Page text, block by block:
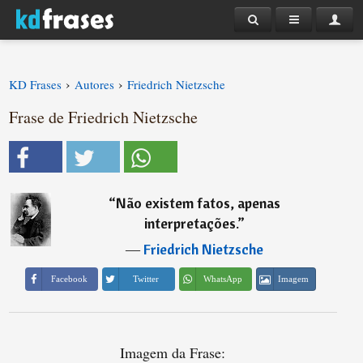
KD Frases › Autores › Friedrich Nietzsche
Frase de Friedrich Nietzsche
“Não existem fatos, apenas
interpretações.”
―Friedrich Nietzsche
Facebook Twitter WhatsApp Imagem
Imagem da Frase: